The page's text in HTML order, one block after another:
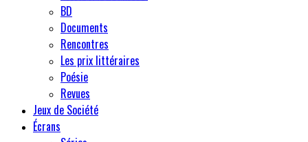
BD
Documents
Rencontres
Les prix littéraires
Poésie
Revues
Jeux de Société
Écrans